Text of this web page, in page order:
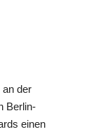
an der
Berlin-
einen